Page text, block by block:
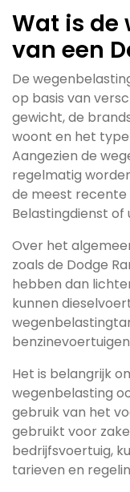
Wat is de
van een
De
op basis van
gewicht, de
woont en het
Aangezien de
regelmatig
de meest
Belastingdienst of
Over het
zoals de Dodge
hebben dan
kunnen
Het is belangrijk
wegenbelasting
gebruik van het
gebruikt voor
bedrijfsvoertuig,
tarieven en